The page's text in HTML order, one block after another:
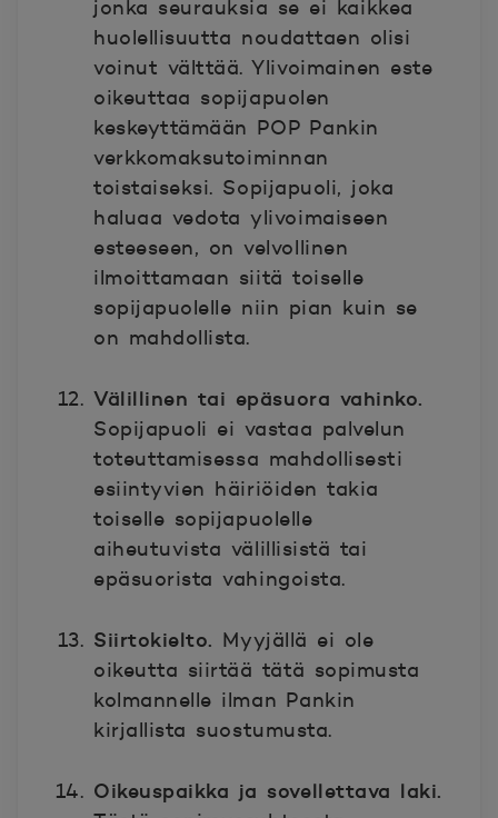
jonka seurauksia se ei kaikkea
huolellisuutta noudattaen olisi
voinut välttää. Ylivoimainen este
oikeuttaa sopijapuolen
keskeyttämään POP Pankin
verkkomaksutoiminnan
toistaiseksi. Sopijapuoli, joka
haluaa vedota ylivoimaiseen
esteeseen, on velvollinen
ilmoittamaan siitä toiselle
sopijapuolelle niin pian kuin se
on mahdollista.
Välillinen tai epäsuora vahinko.
Sopijapuoli ei vastaa palvelun
toteuttamisessa mahdollisesti
esiintyvien häiriöiden takia
toiselle sopijapuolelle
aiheutuvista välillisistä tai
epäsuorista vahingoista.
Siirtokielto. Myyjällä ei ole
oikeutta siirtää tätä sopimusta
kolmannelle ilman Pankin
kirjallista suostumusta.
Oikeuspaikka ja sovellettava laki.